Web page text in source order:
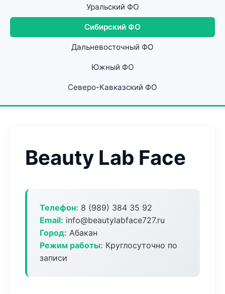
Уральский ФО
Сибирский ФО
Дальневосточный ФО
Южный ФО
Северо-Кавказский ФО
Beauty Lab Face
Телефон: 8 (989) 384 35 92
Email: info@beautylabface727.ru
Город: Абакан
Режим работы: Круглосуточно по
записи